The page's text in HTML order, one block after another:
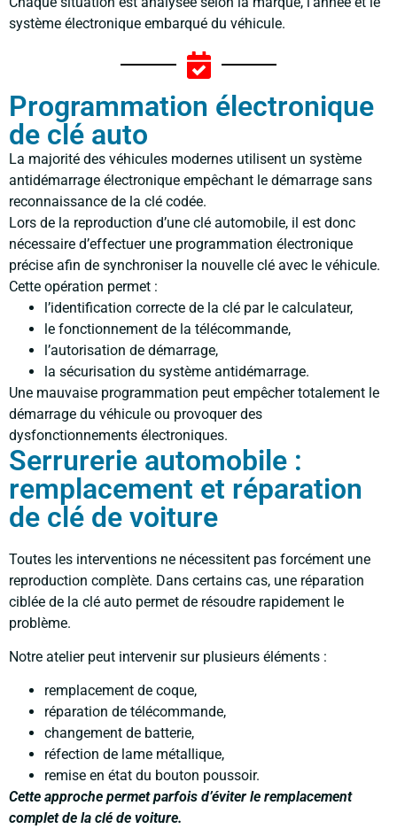
système électronique embarqué du véhicule.
Programmation électronique
de clé auto
La majorité des véhicules modernes utilisent un système
antidémarrage électronique empêchant le démarrage sans
reconnaissance de la clé codée.
Lors de la reproduction d’une clé automobile, il est donc
nécessaire d’effectuer une programmation électronique
précise afin de synchroniser la nouvelle clé avec le véhicule.
Cette opération permet :
l’identification correcte de la clé par le calculateur,
le fonctionnement de la télécommande,
l’autorisation de démarrage,
la sécurisation du système antidémarrage.
Une mauvaise programmation peut empêcher totalement le
démarrage du véhicule ou provoquer des
dysfonctionnements électroniques.
Serrurerie automobile :
remplacement et réparation
de clé de voiture
Toutes les interventions ne nécessitent pas forcément une
reproduction complète. Dans certains cas, une réparation
ciblée de la clé auto permet de résoudre rapidement le
problème.
Notre atelier peut intervenir sur plusieurs éléments :
remplacement de coque,
réparation de télécommande,
changement de batterie,
réfection de lame métallique,
remise en état du bouton poussoir.
Cette approche permet parfois d’éviter le remplacement
complet de la clé de voiture.